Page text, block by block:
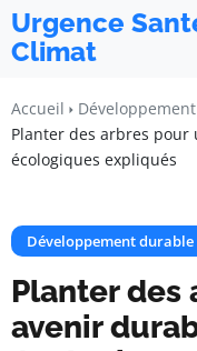
Urgence
Climat
Accueil
Planter des arbres
écologiques expliqués
Développement durable
Planter des
avenir